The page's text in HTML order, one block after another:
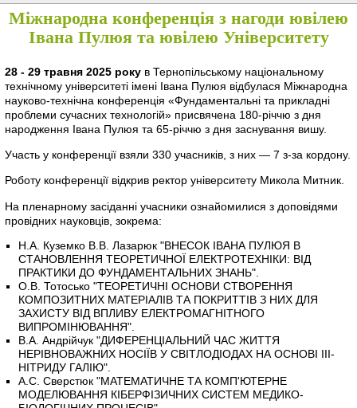
Міжнародна конференція з нагоди ювілею
Івана Пулюя та ювілею Університету
28 - 29 травня 2025 року в Тернопільському національному
технічному університеті імені Івана Пулюя відбулася Міжнародна
науково-технічна конференція «Фундаментальні та прикладні
проблеми сучасних технологій» присвячена 180-річчю з дня
народження Івана Пулюя та 65-річчю з дня заснування вишу.
Участь у конференції взяли 330 учасників, з них — 7 з-за кордону.
Роботу конференції відкрив ректор університету Микола Митник.
На пленарному засіданні учасники ознайомилися з доповідями
провідних науковців, зокрема:
Н.А. Куземко В.В. Лазарюк "ВНЕСОК ІВАНА ПУЛЮЯ В
СТАНОВЛЕННЯ ТЕОРЕТИЧНОЇ ЕЛЕКТРОТЕХНІКИ: ВІД
ПРАКТИКИ ДО ФУНДАМЕНТАЛЬНИХ ЗНАНЬ".
О.В. Тотосько "ТЕОРЕТИЧНІ ОСНОВИ СТВОРЕННЯ
КОМПОЗИТНИХ МАТЕРІАЛІВ ТА ПОКРИТТІВ З НИХ ДЛЯ
ЗАХИСТУ ВІД ВПЛИВУ ЕЛЕКТРОМАГНІТНОГО
ВИПРОМІНЮВАННЯ".
В.А. Андрійчук "ДИФЕРЕНЦІАЛЬНИЙ ЧАС ЖИТТЯ
НЕРІВНОВАЖНИХ НОСІЇВ У СВІТЛОДІОДАХ НА ОСНОВІ III-
НІТРИДУ ГАЛІЮ".
А.С. Сверстюк "МАТЕМАТИЧНЕ ТА КОМП'ЮТЕРНЕ
МОДЕЛЮВАННЯ КІБЕРФІЗИЧНИХ СИСТЕМ МЕДИКО-